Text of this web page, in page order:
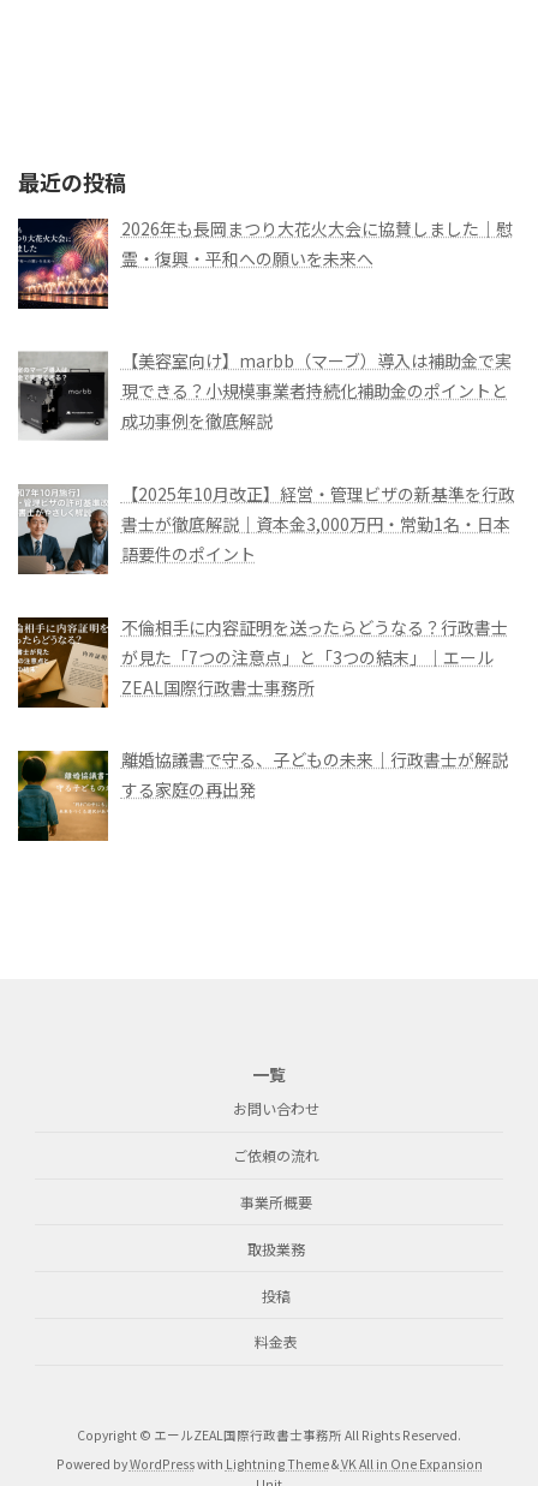
最近の投稿
2026年も長岡まつり大花火大会に協賛しました｜慰
霊・復興・平和への願いを未来へ
【美容室向け】marbb（マーブ）導入は補助金で実
現できる？小規模事業者持続化補助金のポイントと
成功事例を徹底解説
【2025年10月改正】経営・管理ビザの新基準を行政
書士が徹底解説｜資本金3,000万円・常勤1名・日本
語要件のポイント
不倫相手に内容証明を送ったらどうなる？行政書士
が見た「7つの注意点」と「3つの結末」｜エール
ZEAL国際行政書士事務所
離婚協議書で守る、子どもの未来｜行政書士が解説
する家庭の再出発
一覧
お問い合わせ
ご依頼の流れ
事業所概要
取扱業務
投稿
料金表
Copyright © エールZEAL国際行政書士事務所 All Rights Reserved.
Powered byWordPresswith Lightning Theme&VK All in One Expansion